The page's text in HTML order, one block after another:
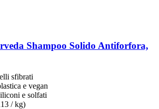
Shampoo Solido Antiforfora,
sfibrati
e vegan
e solfati
/ kg)